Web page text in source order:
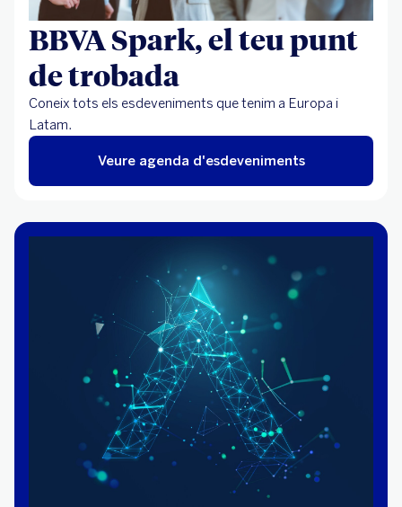
BBVA Spark, el teu punt
de trobada
Coneix tots els esdeveniments que tenim a Europa i
Latam.
Veure agenda d'esdeveniments